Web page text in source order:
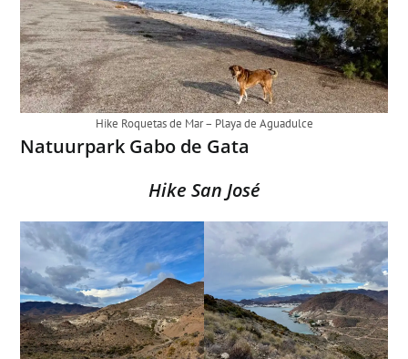
Hike Roquetas de Mar – Playa de Aguadulce
Natuurpark Gabo de Gata
Hike San José